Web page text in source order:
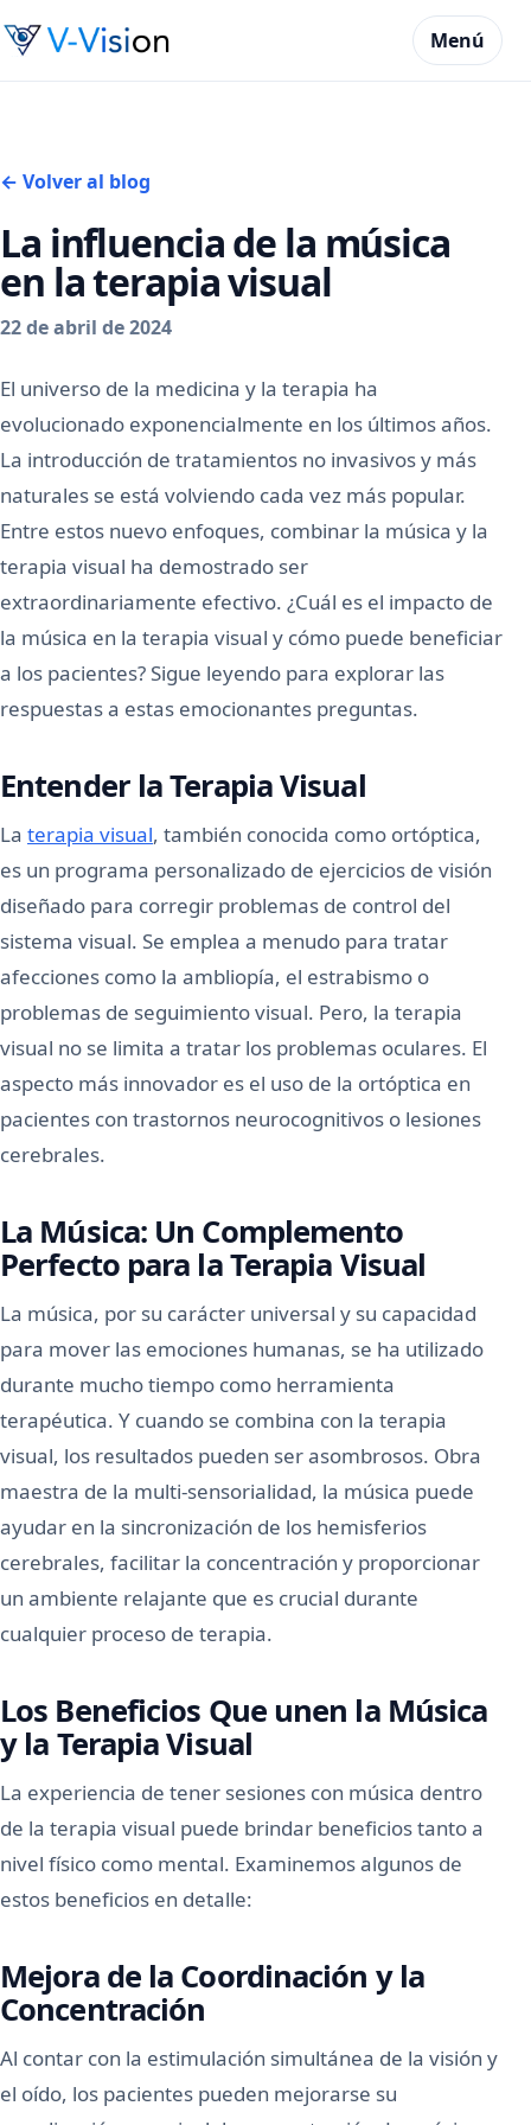
Menú
← Volver al blog
La influencia de la música
en la terapia visual
22 de abril de 2024
El universo de la medicina y la terapia ha
evolucionado exponencialmente en los últimos años.
La introducción de tratamientos no invasivos y más
naturales se está volviendo cada vez más popular.
Entre estos nuevo enfoques, combinar la música y la
terapia visual ha demostrado ser
extraordinariamente efectivo. ¿Cuál es el impacto de
la música en la terapia visual y cómo puede beneficiar
a los pacientes? Sigue leyendo para explorar las
respuestas a estas emocionantes preguntas.
Entender la Terapia Visual
La terapia visual, también conocida como ortóptica,
es un programa personalizado de ejercicios de visión
diseñado para corregir problemas de control del
sistema visual. Se emplea a menudo para tratar
afecciones como la ambliopía, el estrabismo o
problemas de seguimiento visual. Pero, la terapia
visual no se limita a tratar los problemas oculares. El
aspecto más innovador es el uso de la ortóptica en
pacientes con trastornos neurocognitivos o lesiones
cerebrales.
La Música: Un Complemento
Perfecto para la Terapia Visual
La música, por su carácter universal y su capacidad
para mover las emociones humanas, se ha utilizado
durante mucho tiempo como herramienta
terapéutica. Y cuando se combina con la terapia
visual, los resultados pueden ser asombrosos. Obra
maestra de la multi-sensorialidad, la música puede
ayudar en la sincronización de los hemisferios
cerebrales, facilitar la concentración y proporcionar
un ambiente relajante que es crucial durante
cualquier proceso de terapia.
Los Beneficios Que unen la Música
y la Terapia Visual
La experiencia de tener sesiones con música dentro
de la terapia visual puede brindar beneficios tanto a
nivel físico como mental. Examinemos algunos de
estos beneficios en detalle:
Mejora de la Coordinación y la
Concentración
Al contar con la estimulación simultánea de la visión y
el oído, los pacientes pueden mejorarse su